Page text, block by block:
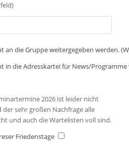
an die Gruppe weitergegeben werden.
in die Adresskartei für News/
2026 ist leider nicht
sehr großen Nachfrage alle
und auch die Wartelisten voll sind.
Friedenstage